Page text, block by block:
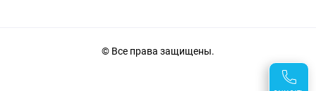
© Все права защищены.